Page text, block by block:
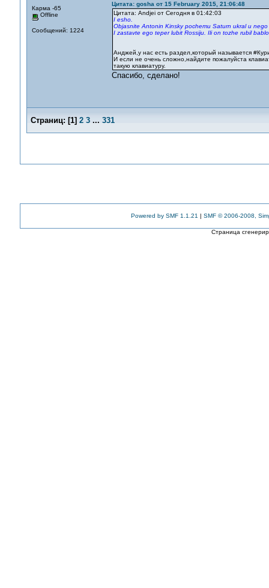
Карма -65
Offline
Сообщений: 1224
Цитата: gosha от 15 February 2015, 21:06:48
Цитата: Andjei от Сегодня в 01:42:03
I esho.
Objasnite Antonin Kinsky pochemu Saturn ukral u
I zastavte ego teper lubit Rossiju. Ili on tozhe rubil
Анджей,у нас есть раздел,который называется
И если не очень сложно,найдите пожалуйста
такую клавиатуру.
Спасибо, сделано!
Страниц: [1] 2 3 ... 331
Powered by SMF 1.1.21 | SMF © 2006-2008,
Страница